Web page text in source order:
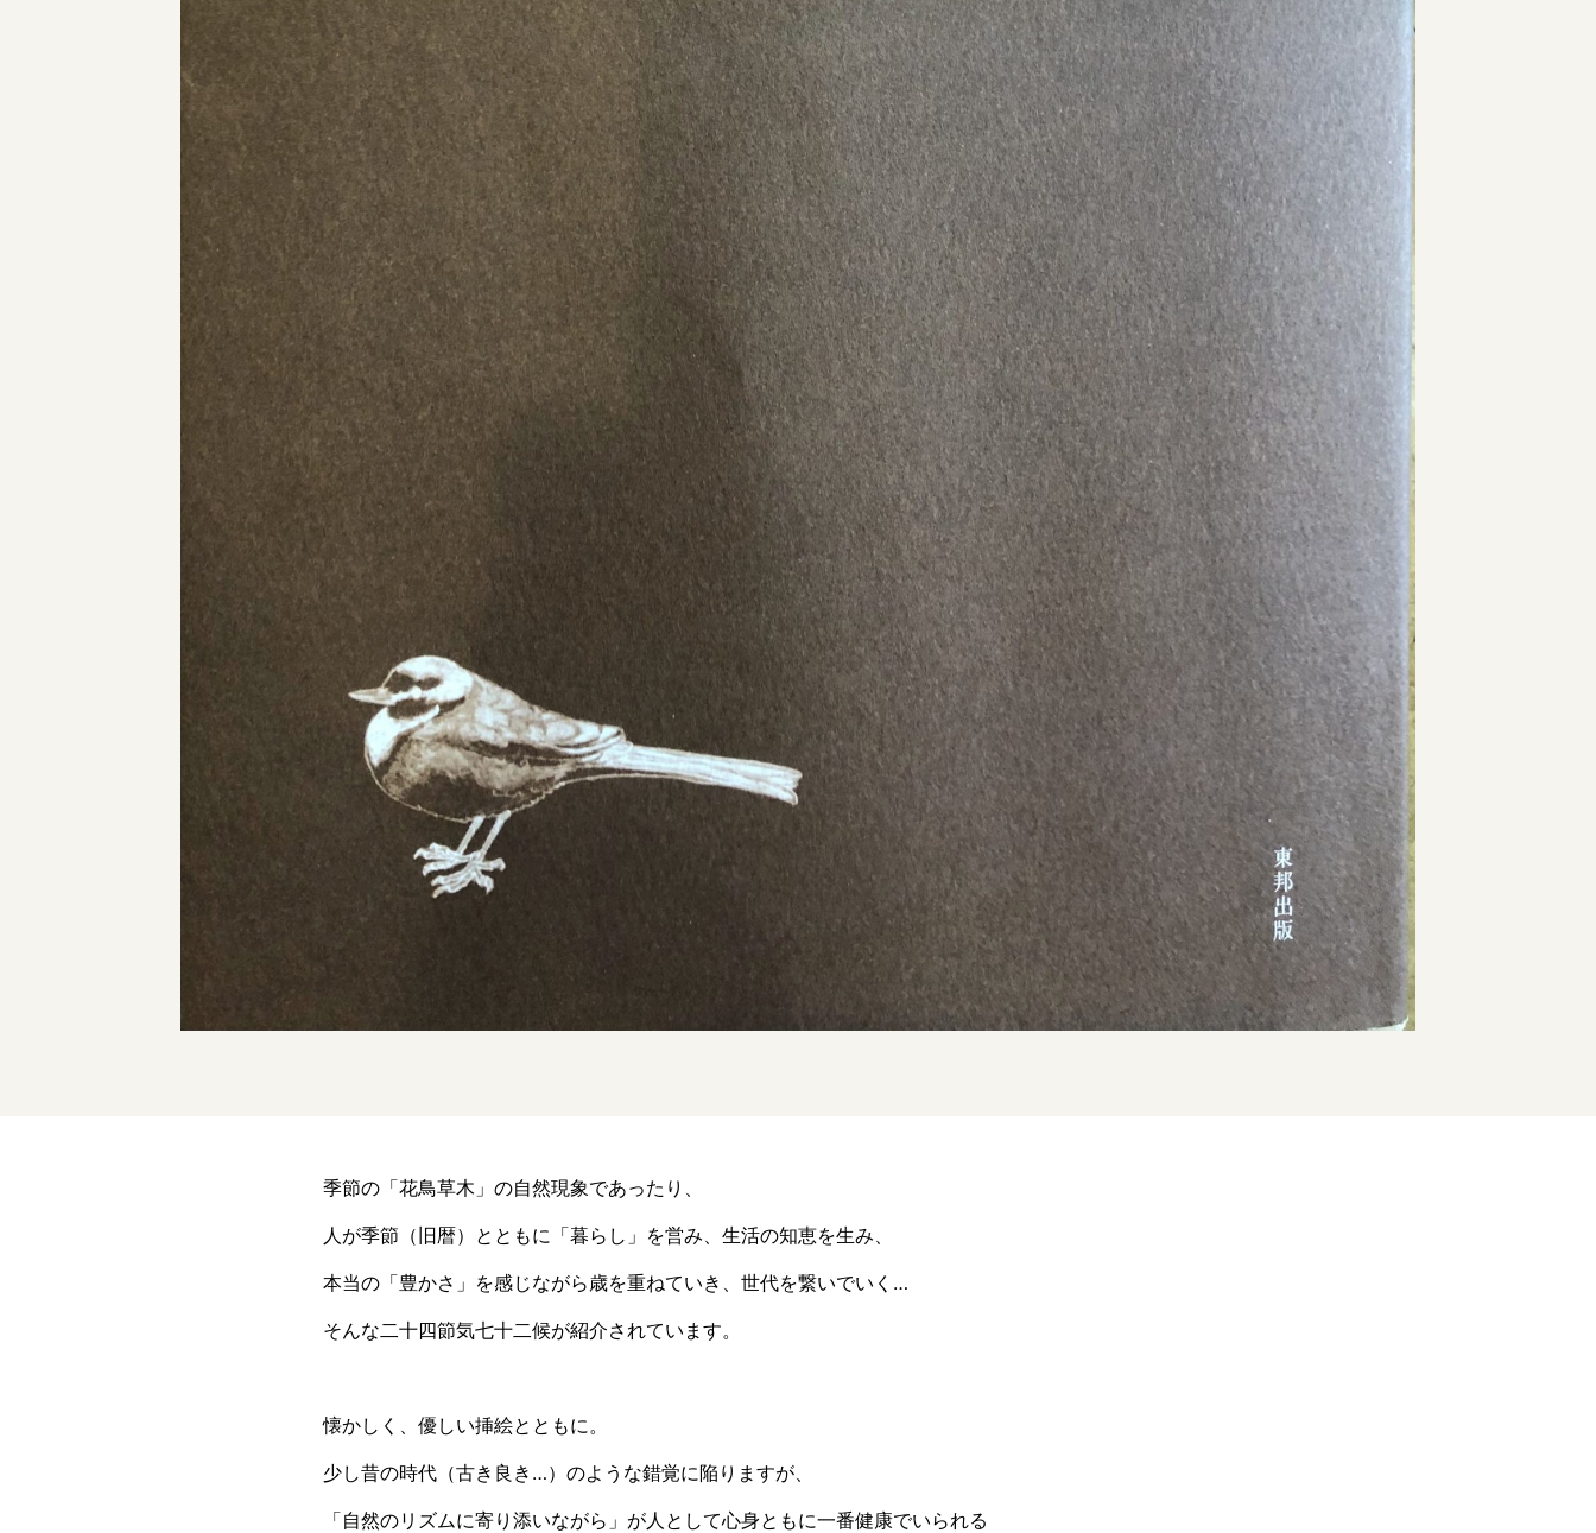
季節の「花鳥草木」の自然現象であったり、
人が季節（旧暦）とともに「暮らし」を営み、生活の知恵を生み、
本当の「豊かさ」を感じながら歳を重ねていき、世代を繋いでいく…
そんな二十四節気七十二候が紹介されています。
懐かしく、優しい挿絵とともに。
少し昔の時代（古き良き…）のような錯覚に陥りますが、
「自然のリズムに寄り添いながら」が人として心身ともに一番健康でいられる